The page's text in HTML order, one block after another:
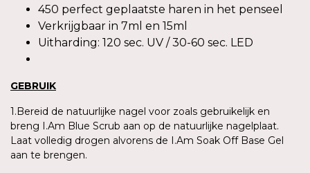
450 perfect geplaatste haren in het penseel
Verkrijgbaar in 7ml en 15ml
Uitharding: 120 sec. UV / 30-60 sec. LED
GEBRUIK
1.Bereid de natuurlijke nagel voor zoals gebruikelijk en
breng I.Am Blue Scrub aan op de natuurlijke nagelplaat.
Laat volledig drogen alvorens de I.Am Soak Off Base Gel
aan te brengen.